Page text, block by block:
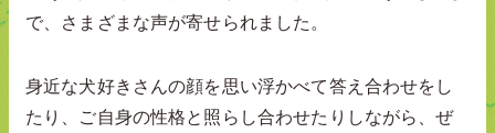
で、さまざまな声が寄せられました。
身近な犬好きさんの顔を思い浮かべて答え合わせをし
たり、ご自身の性格と照らし合わせたりしながら、ぜ